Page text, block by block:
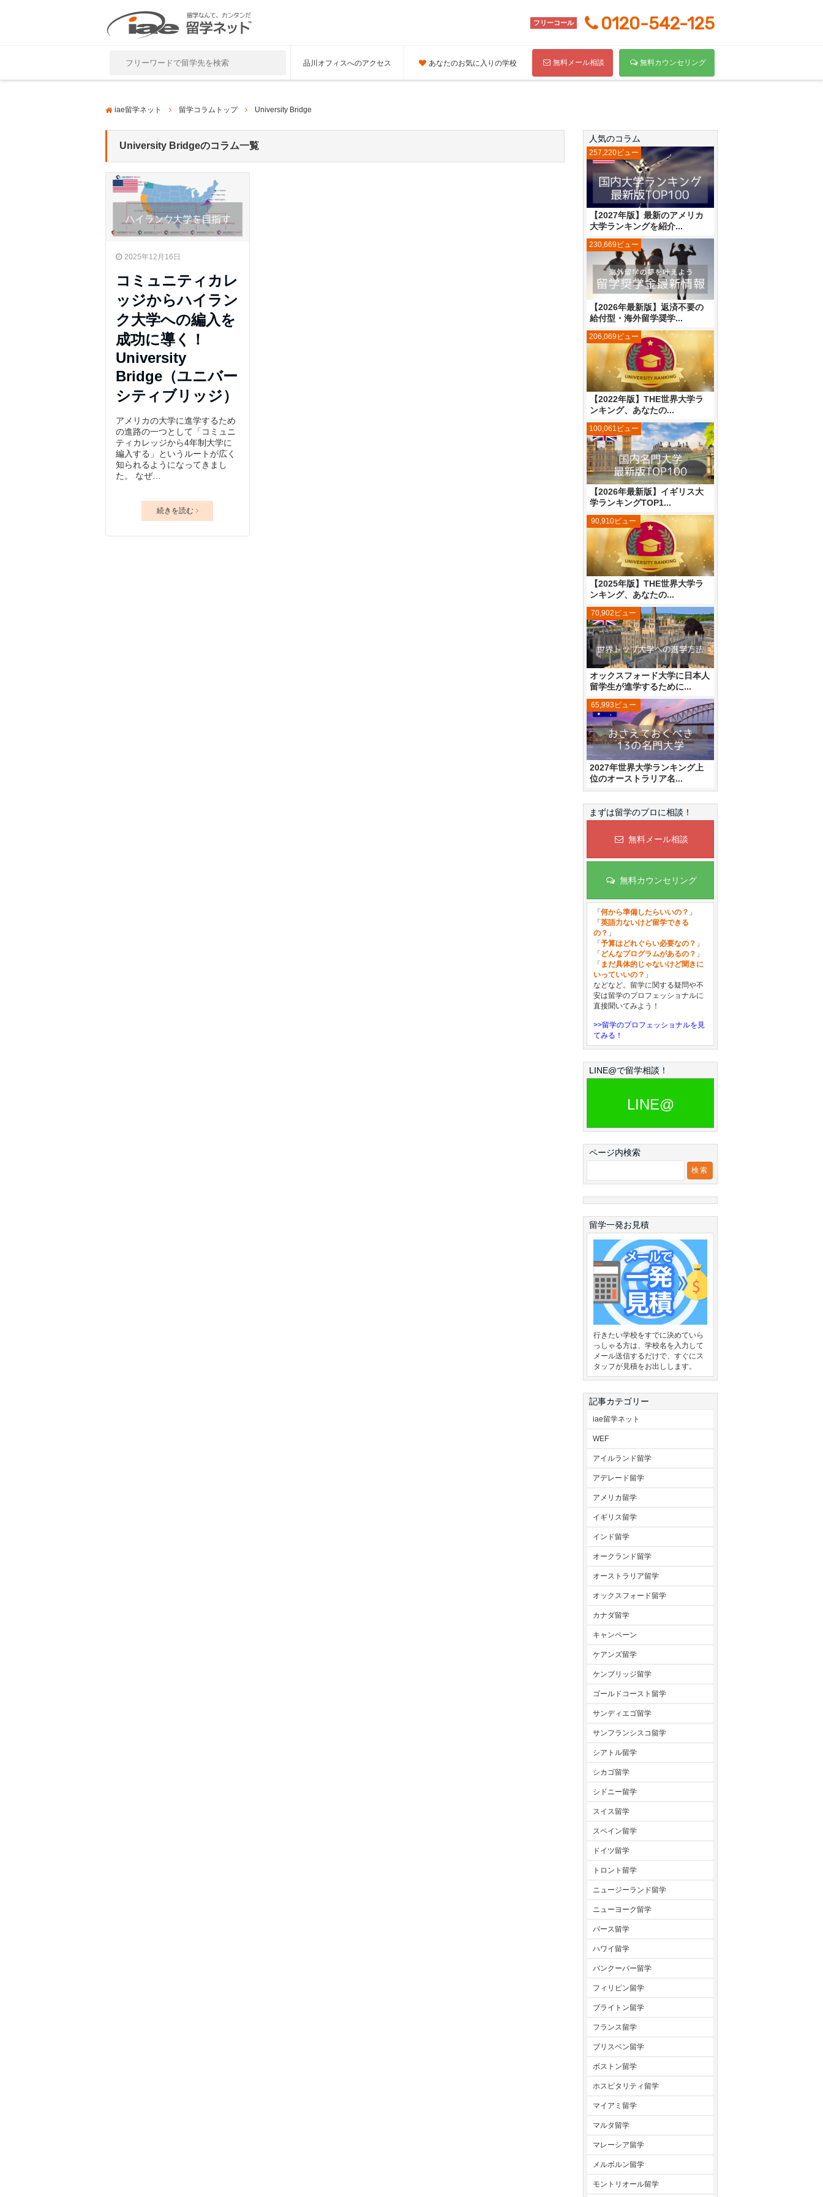
フリーコール 0120-542-125
品川オフィスへのアクセス あなたのお気に入りの学校 無料メール相談 無料カウンセリング
iae留学ネット 留学コラムトップ University Bridge
University Bridgeのコラム一覧
2025年12月16日
コミュニティカレ
ッジからハイラン
ク大学への編入を
成功に導く！
University
Bridge（ユニバー
シティブリッジ）
アメリカの大学に進学するため
の進路の一つとして「コミュニ
ティカレッジから4年制大学に
編入する」というルートが広く
知られるようになってきまし
た。 なぜ…
続きを読む
人気のコラム
【2027年版】最新のアメリカ
大学ランキングを紹介...
257,220ビュー
【2026年最新版】返済不要の
給付型・海外留学奨学...
230,669ビュー
【2022年版】THE世界大学ラ
ンキング、あなたの...
206,069ビュー
【2026年最新版】イギリス大
学ランキングTOP1...
100,061ビュー
【2025年版】THE世界大学ラ
ンキング、あなたの...
90,910ビュー
オックスフォード大学に日本人
留学生が進学するために...
70,902ビュー
2027年世界大学ランキング上
位のオーストラリア名...
65,993ビュー
まずは留学のプロに相談！
無料メール相談
無料カウンセリング
「 何から準備したらいいの？ 」
「 英語力ないけど留学できる
の？ 」
「 予算はどれぐらい必要なの？ 」
「 どんなプログラムがあるの？ 」
「 まだ具体的じゃないけど聞きに
いっていいの？ 」
などなど。留学に関する疑問や不
安は留学のプロフェッショナルに
直接聞いてみよう！
>>留学のプロフェッショナルを見
てみる！
LINE@で留学相談！
LINE@
ページ内検索
留学一発お見積
行きたい学校をすでに決めていら
っしゃる方は、学校名を入力して
メール送信するだけで、すぐにス
タッフが見積をお出しします。
記事カテゴリー
iae留学ネット
WEF
アイルランド留学
アデレード留学
アメリカ留学
イギリス留学
インド留学
オークランド留学
オーストラリア留学
オックスフォード留学
カナダ留学
キャンペーン
ケアンズ留学
ケンブリッジ留学
ゴールドコースト留学
サンディエゴ留学
サンフランシスコ留学
シアトル留学
シカゴ留学
シドニー留学
スイス留学
スペイン留学
ドイツ留学
トロント留学
ニュージーランド留学
ニューヨーク留学
パース留学
ハワイ留学
バンクーバー留学
フィリピン留学
ブライトン留学
フランス留学
ブリスベン留学
ボストン留学
ホスピタリティ留学
マイアミ留学
マルタ留学
マレーシア留学
メルボルン留学
モントリオール留学